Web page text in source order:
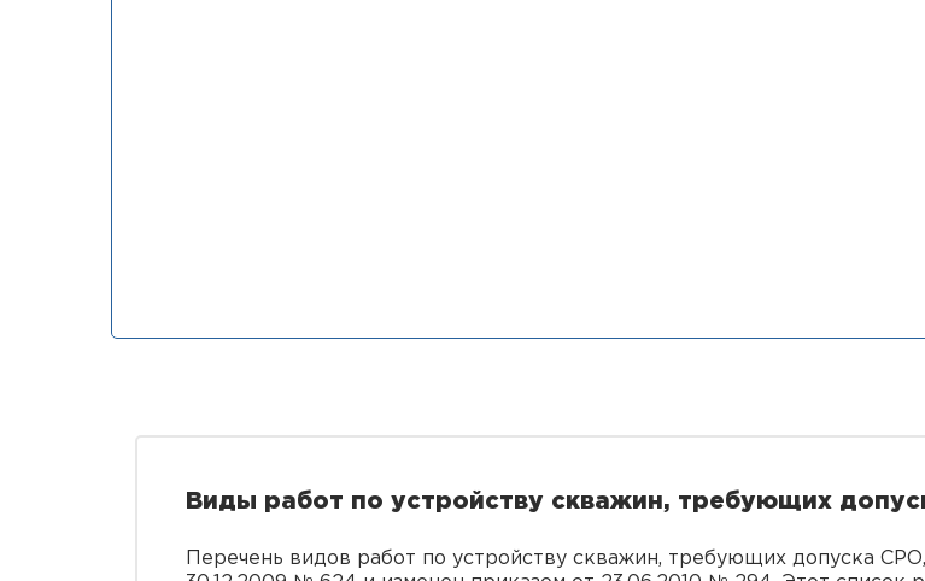
Виды работ по устройству скважин, требующих
Перечень видов работ по устройству скважин, требующих допуска